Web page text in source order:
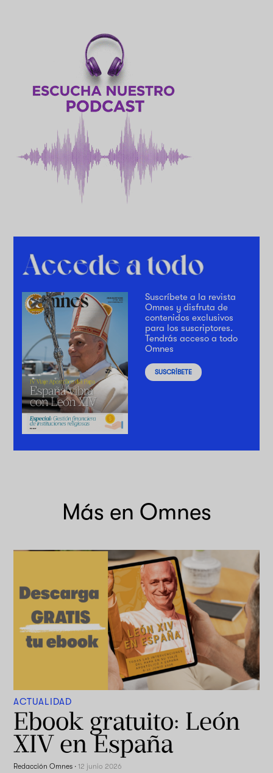
Suscríbete a la revista
Omnes y disfruta de
contenidos exclusivos
para los suscriptores.
Tendrás acceso a todo
Omnes
SUSCRÍBETE
Más en Omnes
ACTUALIDAD
Ebook gratuito: León
XIV en España
Redacción Omnes ·12 junio 2026